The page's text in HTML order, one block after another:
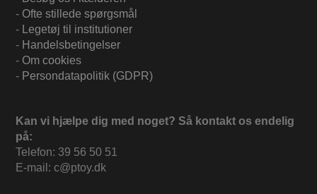
- Ofte stillede spørgsmål
- Legetøj til institutioner
- Handelsbetingelser
- Om cookies
- Persondatapolitik (GDPR)
Kan vi hjælpe dig med noget? Så kontakt os endelig
på:
Telefon: 39 56 50 51
E-mail: c@ptoy.dk